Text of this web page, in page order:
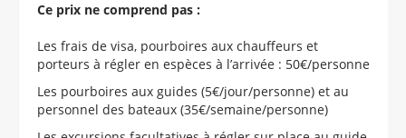
Ce prix ne comprend pas :
Les frais de visa, pourboires aux chauffeurs et
porteurs à régler en espèces à l’arrivée : 50€/personne
Les pourboires aux guides (5€/jour/personne) et au
personnel des bateaux (35€/semaine/personne)